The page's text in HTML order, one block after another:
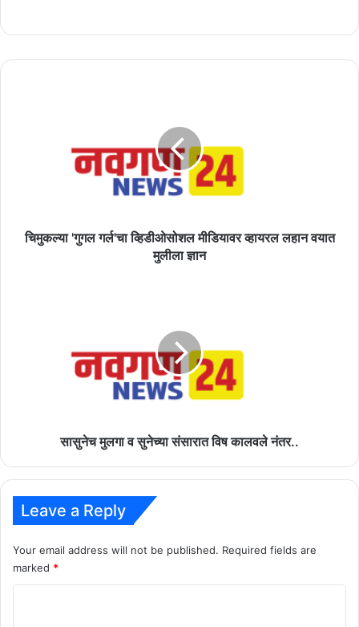
ज्ञानचिमुकल्या 'गुगल गर्ल'चा व्हिडीओसोशल मीडियावर व्हायरल लहान वयात
मुलीला ज्ञान
सासुनेच मुलगा व सुनेच्या संसारात विष कालवले नंतर..
Leave a Reply
Your email address will not be published. Required fields are
marked *